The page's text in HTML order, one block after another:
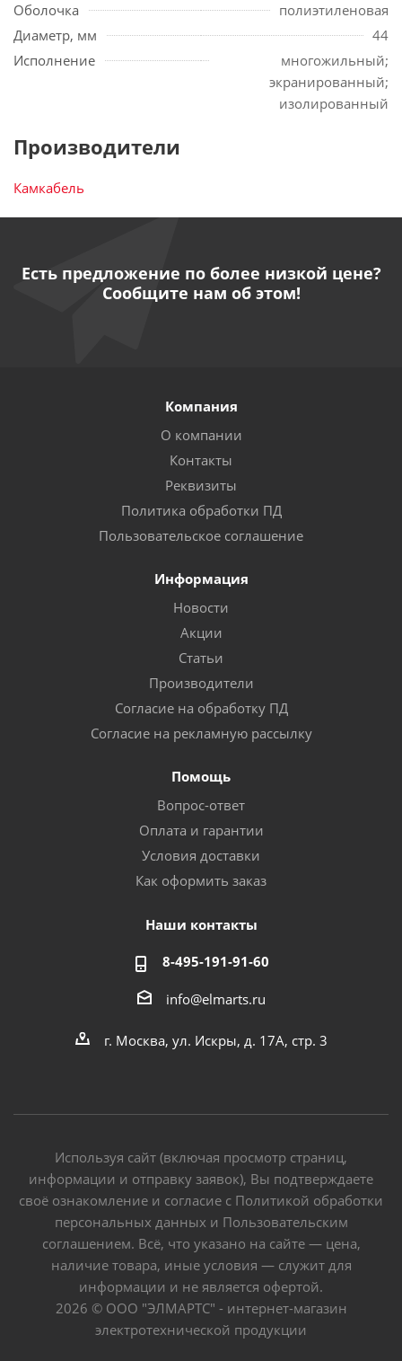
Оболочка
полиэтиленовая
Диаметр, мм
44
Исполнение
многожильный;
экранированный;
изолированный
Производители
Камкабель
Есть предложение по более низкой цене?
Сообщите нам об этом!
Компания
О компании
Контакты
Реквизиты
Политика обработки ПД
Пользовательское соглашение
Информация
Новости
Акции
Статьи
Производители
Согласие на обработку ПД
Согласие на рекламную рассылку
Помощь
Вопрос-ответ
Оплата и гарантии
Условия доставки
Как оформить заказ
Наши контакты
8-495-191-91-60
info@elmarts.ru
г. Москва, ул. Искры, д. 17А, стр. 3
Используя сайт (включая просмотр страниц,
информации и отправку заявок), Вы подтверждаете
своё ознакомление и согласие с Политикой обработки
персональных данных и Пользовательским
соглашением. Всё, что указано на сайте — цена,
наличие товара, иные условия — служит для
информации и не является офертой.
2026 © ООО "ЭЛМАРТС" - интернет-магазин
электротехнической продукции